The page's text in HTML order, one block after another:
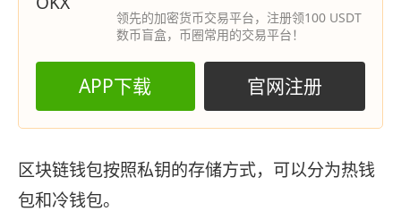
领先的加密货币交易平台，注册领100 USDT
数币盲盒，币圈常用的交易平台！
APP下载 官网注册
区块链钱包按照私钥的存储方式，可以分为热钱
包和冷钱包。